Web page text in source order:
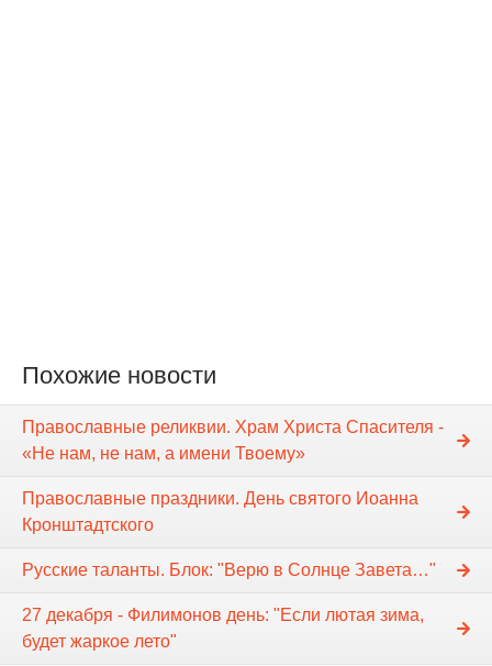
Похожие новости
Православные реликвии. Храм Христа Спасителя -
«Не нам, не нам, а имени Твоему»
Православные праздники. День святого Иоанна
Кронштадтского
Русские таланты. Блок: "Верю в Солнце Завета…"
27 декабря - Филимонов день: "Если лютая зима,
будет жаркое лето"